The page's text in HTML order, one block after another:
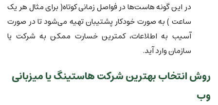
در این گونه هاست‌ها در فواصل زمانی کوتاه( برای مثال هر یک
ساعت ) به صورت خودکار پشتیبان تهیه می‌شود تا در صورت
آسیب به اطلاعات، کمترین خسارت ممکن به شرکت یا
سازمان وارد آید.
روش انتخاب بهترین شرکت هاستینگ یا میزبانی
وب